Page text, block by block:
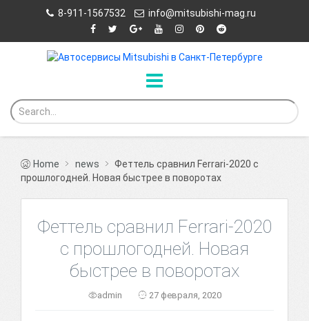
8-911-1567532 info@mitsubishi-mag.ru
Home news
Феттель сравнил Ferrari-2020 с
прошлогодней. Новая быстрее в поворотах
Феттель сравнил Ferrari-2020
с прошлогодней. Новая
быстрее в поворотах
admin 27 февраля, 2020